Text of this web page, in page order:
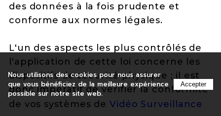
des données à la fois prudente et
conforme aux normes légales.
L'un des aspects les plus contrôlés de
l'application de cette loi concerne les
dispositifs de sécurité physique ; il est
donc impératif de vérifier la conformité
de vos systèmes deVidéo Surveillance
Nous utilisons des cookies pour nous assurer
que vous bénéficiez de la meilleure expérience
possible sur notre site web.
Accepter